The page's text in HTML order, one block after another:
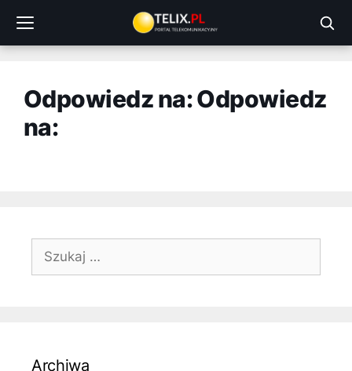
treści
Odpowiedz na: Odpowiedz
na:
Szukaj:
Archiwa